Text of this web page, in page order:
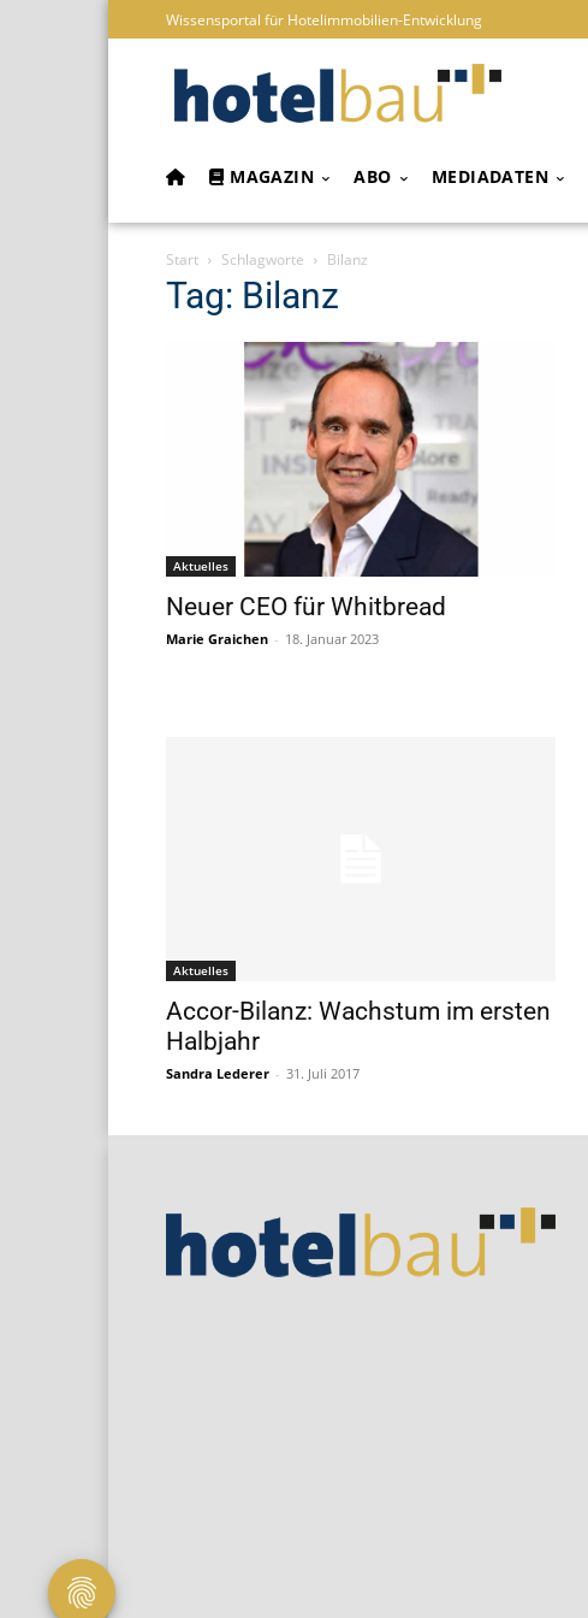
Wissensportal für Hotelimmobilien-Entwicklung
MAGAZIN ABO MEDIADATEN
Start Schlagworte Bilanz
Tag: Bilanz
Aktuelles
Neuer CEO für Whitbread
Marie Graichen - 18. Januar 2023
Aktuelles
Accor-Bilanz: Wachstum im ersten
Halbjahr
Sandra Lederer - 31. Juli 2017